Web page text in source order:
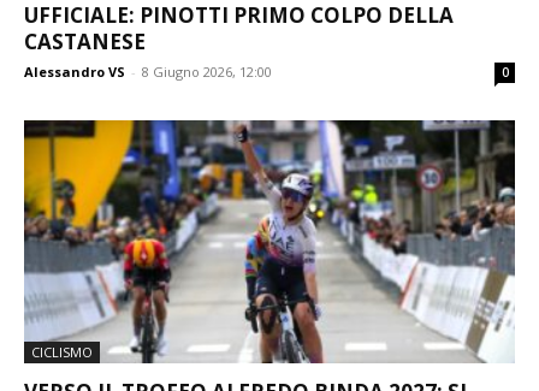
UFFICIALE: PINOTTI PRIMO COLPO DELLA
CASTANESE
Alessandro VS - 8 Giugno 2026, 12:00 0
CICLISMO